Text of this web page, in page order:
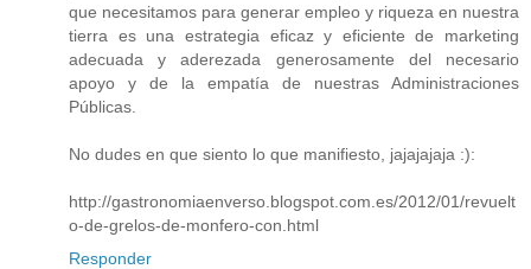
que necesitamos para generar empleo y riqueza en nuestra
tierra es una estrategia eficaz y eficiente de marketing
adecuada y aderezada generosamente del necesario
apoyo y de la empatía de nuestras Administraciones
Públicas.
No dudes en que siento lo que manifiesto, jajajajaja :):
http://gastronomiaenverso.blogspot.com.es/2012/01/revuelt
o-de-grelos-de-monfero-con.html
Responder